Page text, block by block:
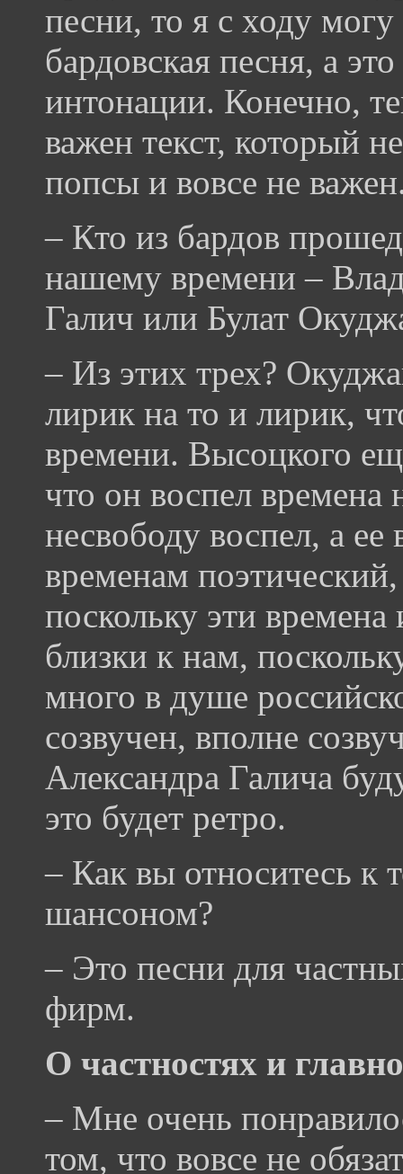
песни, то я с ходу
бардовская песня, а
интонации. Конечно,
важен текст, который
попсы и вовсе не
– Кто из бардов
нашему времени –
Галич или Булат
– Из этих трех?
лирик на то и лирик,
времени. Высоцкого
что он воспел времена
несвободу воспел, а
временам
поскольку эти
близки к нам,
много в душе
созвучен, вполне
Александра Галича
это будет ретро.
– Как вы относитесь к
шансоном?
– Это песни для
фирм.
О частностях и
– Мне очень
том, что вовсе не